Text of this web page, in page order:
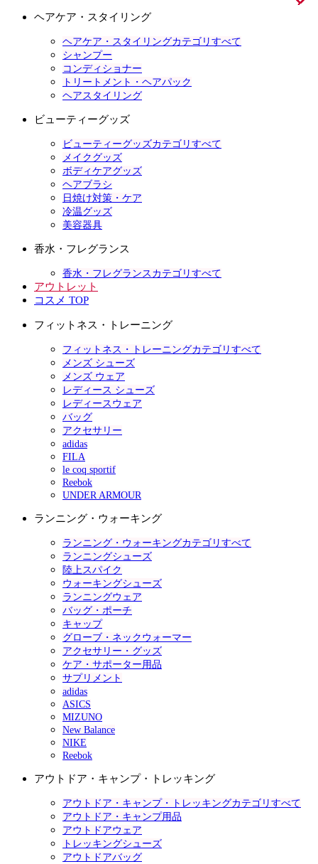
ヘアケア・スタイリング
ヘアケア・スタイリングカテゴリすべて
シャンプー
コンディショナー
トリートメント・ヘアパック
ヘアスタイリング
ビューティーグッズ
ビューティーグッズカテゴリすべて
メイクグッズ
ボディケアグッズ
ヘアブラシ
日焼け対策・ケア
冷温グッズ
美容器具
香水・フレグランス
香水・フレグランスカテゴリすべて
アウトレット
コスメ TOP
フィットネス・トレーニング
フィットネス・トレーニングカテゴリすべて
メンズ シューズ
メンズ ウェア
レディース シューズ
レディースウェア
バッグ
アクセサリー
adidas
FILA
le coq sportif
Reebok
UNDER ARMOUR
ランニング・ウォーキング
ランニング・ウォーキングカテゴリすべて
ランニングシューズ
陸上スパイク
ウォーキングシューズ
ランニングウェア
バッグ・ポーチ
キャップ
グローブ・ネックウォーマー
アクセサリー・グッズ
ケア・サポーター用品
サプリメント
adidas
ASICS
MIZUNO
New Balance
NIKE
Reebok
アウトドア・キャンプ・トレッキング
アウトドア・キャンプ・トレッキングカテゴリすべて
アウトドア・キャンプ用品
アウトドアウェア
トレッキングシューズ
アウトドアバッグ